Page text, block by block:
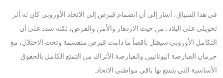
في هذا السياق، أشار إلى أن انضمام قبرص إلى الاتحاد الأوروبي كان له أثر
تحويلي على البلاد، من حيث الازدهار والأمن والفرص، لكنه شدد على أن
التكامل الأوروبي سيظل ناقصاً ما دامت قبرص منقسمة وتحت الاحتلال، مع
حرمان القبارصة اليونانيين والقبارصة الأتراك من التمتع الكامل بالحقوق
الأساسية التي يتمتع بها باقي مواطني الاتحاد.